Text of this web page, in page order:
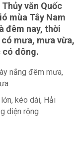
văn Quốc
mùa Tây Nam
đêm nay, thời
mưa, mưa vừa,
có dông.
nắng đêm mưa,
kéo dài, Hải
diện rộng